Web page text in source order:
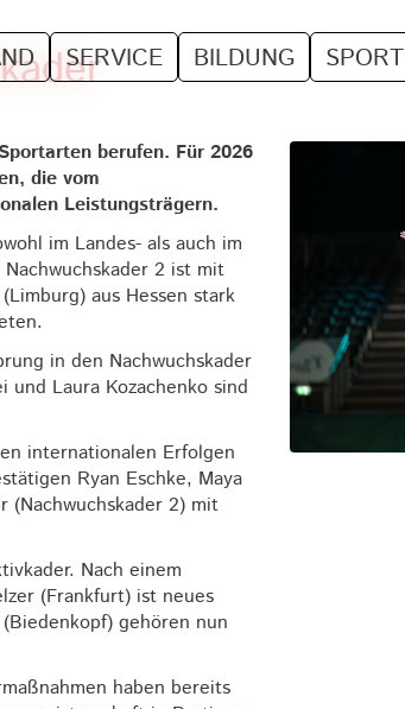
SERVICE BILDUNG SPORT
berufen. Für 2026
die vom
Leistungsträgern.
im Landes- als auch im
2 ist mit
aus Hessen stark
in den Nachwuchskader
Laura Kozachenko sind
internationalen Erfolgen
Ryan Eschke, Maya
(Nachwuchskader 2) mit
Nach einem
(Frankfurt) ist neues
gehören nun
haben bereits